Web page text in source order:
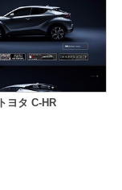
トヨタ C-HR